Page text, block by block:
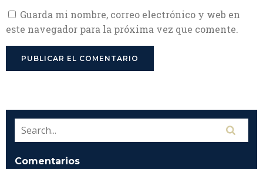
Guarda mi nombre, correo electrónico y web en
este navegador para la próxima vez que comente.
Comentarios